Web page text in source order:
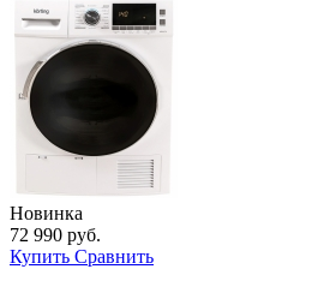
Новинка
72 990 руб.
Купить Сравнить